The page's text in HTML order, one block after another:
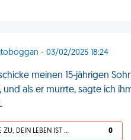
- 03/02/2025 18:24
meinen 15-jährigen
und als er murrte, sagte ich
ICH STIMME ZU, DEIN LEBEN IST SCHEISSE 0